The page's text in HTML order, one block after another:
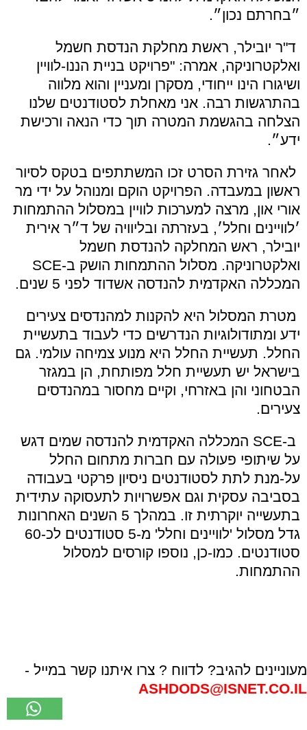
״בחרתם נכון״.
ד"ר יובילר, ראשת מחלקת הנדסת חשמל
ואלקטרוניקה, אמרה: "פרויקט בניית הננו-לוויין
ושיגורו הינו ייחודי, מסקרן ומעניין והוא מלווה
בהתרגשות רבה. אני מאחלת לסטודנטים שלנו
הצלחה בהגשמת המטרה תוך כדי הנאה ורכישת
ידע״.
לאחר גזירת הסרט זכו המשתתפים בטקס לסיור
ראשון במעבדה. הפרויקט הוקם ומנוהל על ידי מר
אורי און, מרצה למערכות לוויין במסלול ההתמחות
׳לוויינים וחלל׳, בעזרתה ובליוויה של ד״ר אירית
יובילר, ראש המחלקה להנדסת חשמל
ואלקטרוניקה. מסלול ההתמחות הושק ב-SCE
המכללה האקדמית להנדסה אשדוד לפני 5 שנים.
מטרת המסלול היא להקנות למהנדסים צעירים
ידע ומתודולוגיות הנדרשים כדי לעבוד בתעשיית
החלל. תעשיית החלל היא מנוע צמיחה עולמי. גם
בישראל יש תעשיית חלל מפותחת, הן במגזר
הבטחוני והן באזרחי, וקיים מחסור במהנדסים
צעירים.
ב-SCE המכללה האקדמית להנדסה שמים דגש
על שיתופי פעולה עם חברות מתחום החלל
על-מנת לתת לסטודנטים ניסיון פרקטי בעבודה
בסביבה עסקית וגם אפשרויות לתעסוקה עתידית
בתעשייה יוקרתית זו. במהלך 5 השנים האחרונות
גדל מסלול 'לוויינים וחלל' מ-5 סטודנטים לכ-60
סטודנטים. כמו-כן, נוספו קורסים למסלול
ההתמחות.
מעוניינים להגיב? לדווח ? צרו איתנו קשר במייל -
ASHDODS@ISNET.CO.IL